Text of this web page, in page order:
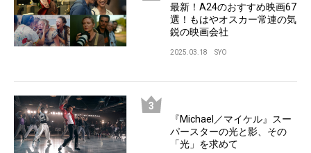
最新！A24のおすすめ映画67
選！もはやオスカー常連の気
鋭の映画会社
2025.03.18 SYO
『Michael／マイケル』スー
パースターの光と影、その
「光」を求めて